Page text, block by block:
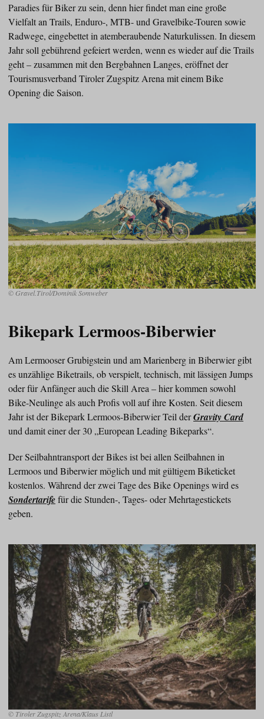
Paradies für Biker zu sein, denn hier findet man eine große
Vielfalt an Trails, Enduro-, MTB- und Gravelbike-Touren sowie
Radwege, eingebettet in atemberaubende Naturkulissen. In diesem
Jahr soll gebührend gefeiert werden, wenn es wieder auf die Trails
geht – zusammen mit den Bergbahnen Langes, eröffnet der
Tourismusverband Tiroler Zugspitz Arena mit einem Bike
Opening die Saison.
© Gravel.Tirol/Dominik Somweber
Bikepark Lermoos-Biberwier
Am Lermooser Grubigstein und am Marienberg in Biberwier gibt
es unzählige Biketrails, ob verspielt, technisch, mit lässigen Jumps
oder für Anfänger auch die Skill Area – hier kommen sowohl
Bike-Neulinge als auch Profis voll auf ihre Kosten. Seit diesem
Jahr ist der Bikepark Lermoos-Biberwier Teil derGravity Card
und damit einer der 30 „European Leading Bikeparks“.
Der Seilbahntransport der Bikes ist bei allen Seilbahnen in
Lermoos und Biberwier möglich und mit gültigem Biketicket
kostenlos. Während der zwei Tage des Bike Openings wird es
Sondertarifefür die Stunden-, Tages- oder Mehrtagestickets
geben.
© Tiroler Zugspitz Arena/Klaus Listl